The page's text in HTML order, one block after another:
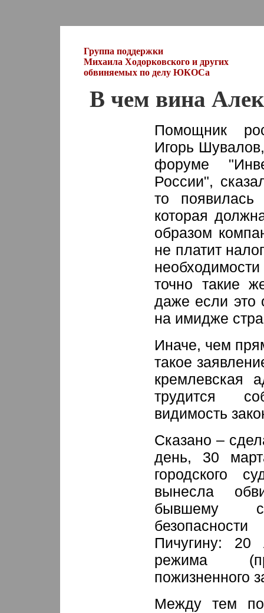
Группа поддержки
Михаила Ходорковского и других
обвиняемых по делу ЮКОСа
В чем вина
Помощник
Игорь
форуме
России",
то
которая
образом
не платит
точно такие
даже если это
на имидже
Иначе, чем
такое
кремлевская
трудится
видимость
Сказано –
день, 30
городского
вынесла
бывшему
Пичугину: 20
режима
пожизненного
Между тем